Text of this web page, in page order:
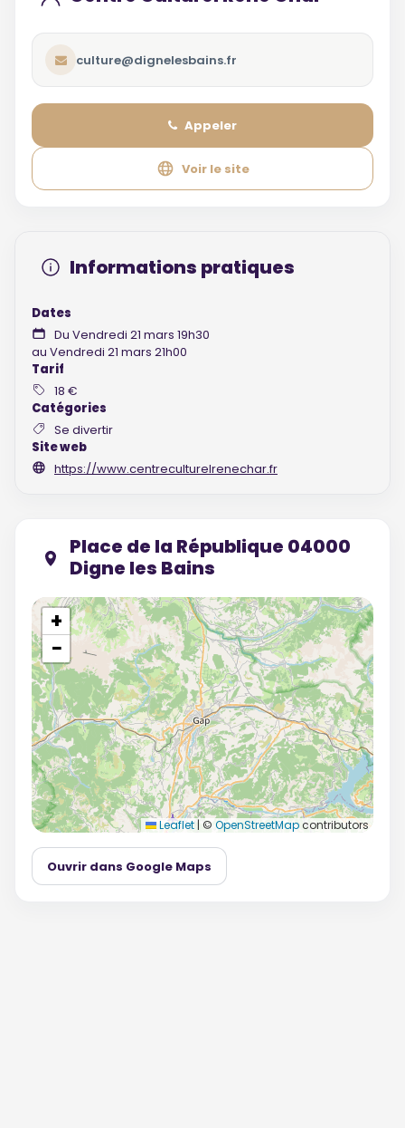
culture@dignelesbains.fr
Appeler
Voir le site
Informations pratiques
Dates
Du Vendredi 21 mars 19h30
au Vendredi 21 mars 21h00
Tarif
18 €
Catégories
Se divertir
Site web
https://www.centreculturelrenechar.fr
Place de la République 04000
Digne les Bains
+
−
Leaflet | © OpenStreetMapcontributors
Ouvrir dans Google Maps